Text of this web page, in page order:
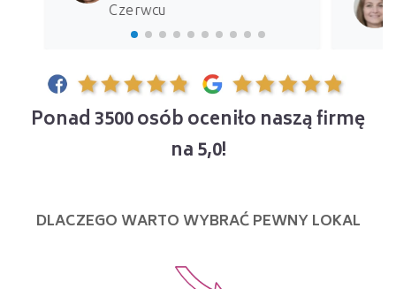
Czerwcu
Ponad 3500 osób oceniło naszą firmę
na 5,0!
DLACZEGO WARTO WYBRAĆ PEWNY LOKAL